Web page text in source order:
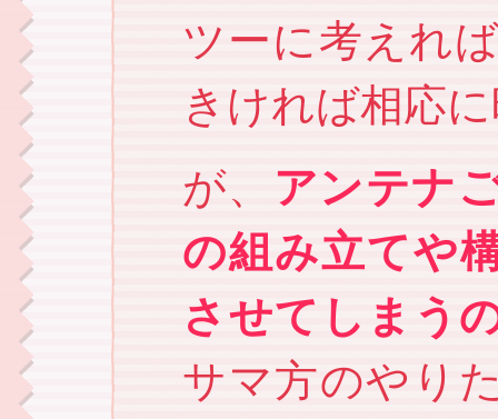
ツーに考えれ
きければ相応
が、 アンテナ
の組み立てや
させてしまう
サマ方のやり